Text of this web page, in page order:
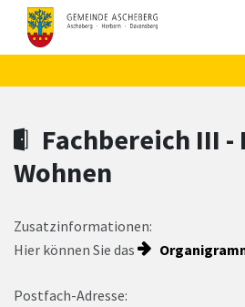
Zum Header
Zum Hauptinhalt
Zum Footer
Zum Hauptinhalt springen
Fachbereich III -
Wohnen
Zusatzinformationen:
Hier können Sie das
Postfach-Adresse: